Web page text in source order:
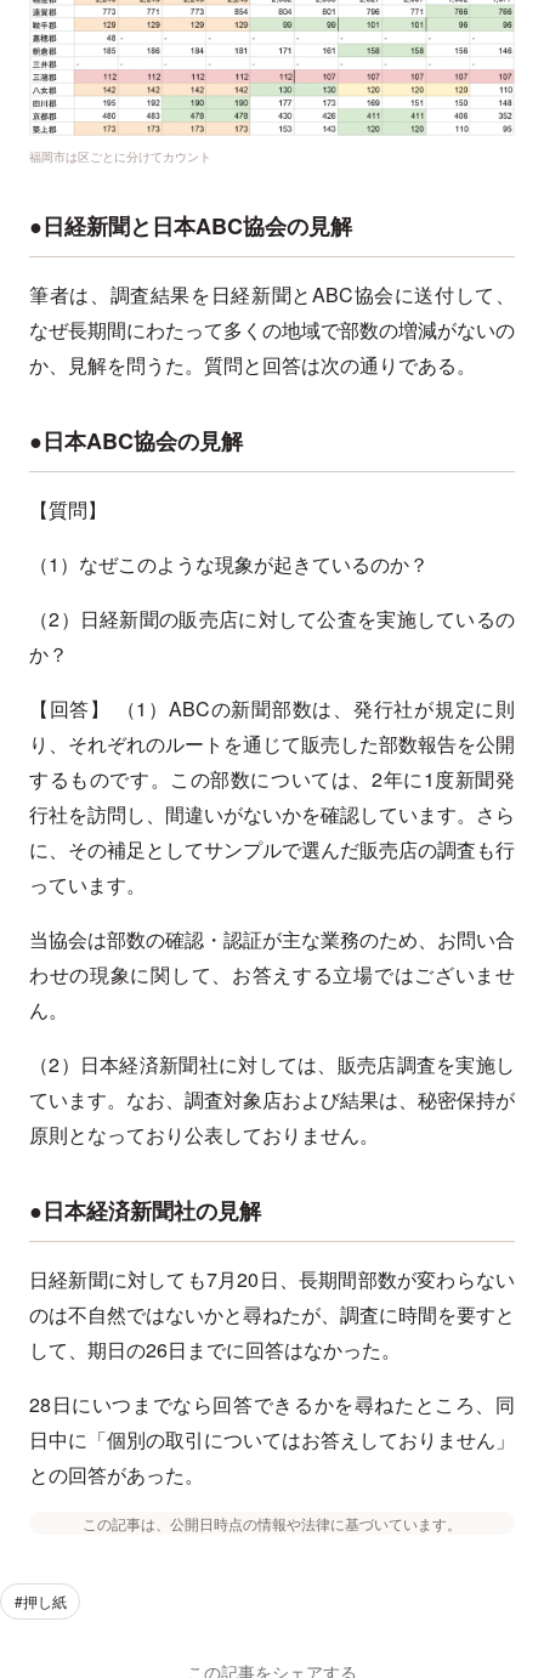
福岡市は区ごとに分けてカウント
●日経新聞と日本ABC協会の見解
筆者は、調査結果を日経新聞とABC協会に送付して、
なぜ長期間にわたって多くの地域で部数の増減がないの
か、見解を問うた。質問と回答は次の通りである。
●日本ABC協会の見解
【質問】
（1）なぜこのような現象が起きているのか？
（2）日経新聞の販売店に対して公査を実施しているの
か？
【回答】 （1）ABCの新聞部数は、発行社が規定に則
り、それぞれのルートを通じて販売した部数報告を公開
するものです。この部数については、2年に1度新聞発
行社を訪問し、間違いがないかを確認しています。さら
に、その補足としてサンプルで選んだ販売店の調査も行
っています。
当協会は部数の確認・認証が主な業務のため、お問い合
わせの現象に関して、お答えする立場ではございませ
ん。
（2）日本経済新聞社に対しては、販売店調査を実施し
ています。なお、調査対象店および結果は、秘密保持が
原則となっており公表しておりません。
●日本経済新聞社の見解
日経新聞に対しても7月20日、長期間部数が変わらない
のは不自然ではないかと尋ねたが、調査に時間を要すと
して、期日の26日までに回答はなかった。
28日にいつまでなら回答できるかを尋ねたところ、同
日中に「個別の取引についてはお答えしておりません」
との回答があった。
この記事は、公開日時点の情報や法律に基づいています。
#押し紙
この記事をシェアする